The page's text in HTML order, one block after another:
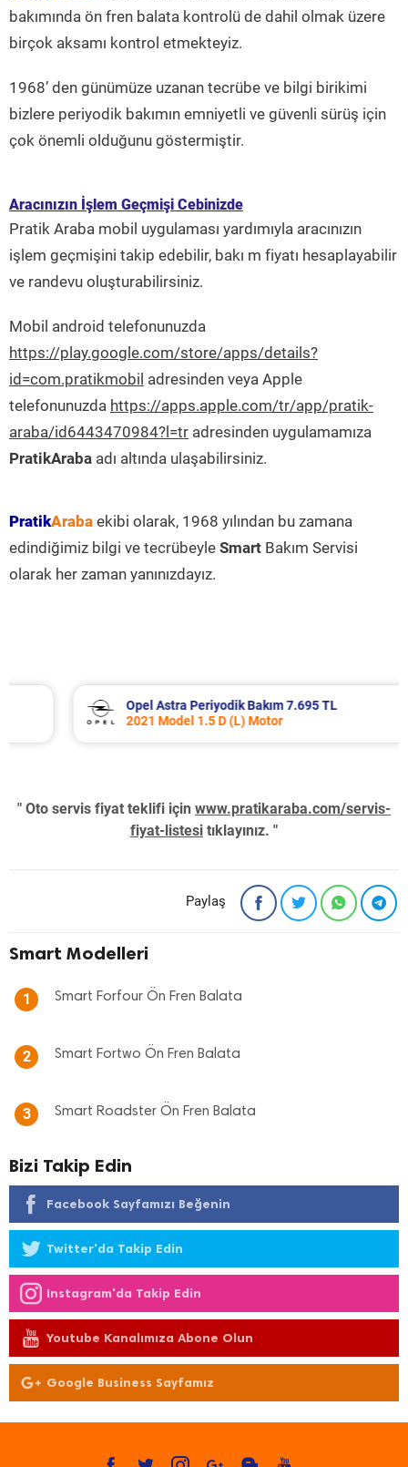
bakımında ön fren balata kontrolü de dahil olmak üzere
birçok aksamı kontrol etmekteyiz.
1968’ den günümüze uzanan tecrübe ve bilgi birikimi
bizlere periyodik bakımın emniyetli ve güvenli sürüş için
çok önemli olduğunu göstermiştir.
Aracınızın İşlem Geçmişi Cebinizde
Pratik Araba mobil uygulaması yardımıyla aracınızın
işlem geçmişini takip edebilir, bakı m fiyatı hesaplayabilir
ve randevu oluşturabilirsiniz.
Mobil android telefonunuzda
https://play.google.com/store/apps/details?
id=com.pratikmobil adresinden veya Apple
telefonunuzda https://apps.apple.com/tr/app/pratik-
araba/id6443470984?l=tr adresinden uygulamamıza
PratikAraba adı altında ulaşabilirsiniz.
PratikAraba ekibi olarak, 1968 yılından bu zamana
edindiğimiz bilgi ve tecrübeyle Smart Bakım Servisi
olarak her zaman yanınızdayız.
Opel Astra Periyodik Bakım 7.695 TL
2021 Model 1.5 D (L) Motor
" Oto servis fiyat teklifi için www.pratikaraba.com/servis-
fiyat-listesi tıklayınız. "
Paylaş
Smart Modelleri
1 Smart Forfour Ön Fren Balata
2 Smart Fortwo Ön Fren Balata
3 Smart Roadster Ön Fren Balata
Bizi Takip Edin
Facebook Sayfamızı Beğenin
Twitter'da Takip Edin
Instagram'da Takip Edin
Youtube Kanalımıza Abone Olun
Google Business Sayfamız